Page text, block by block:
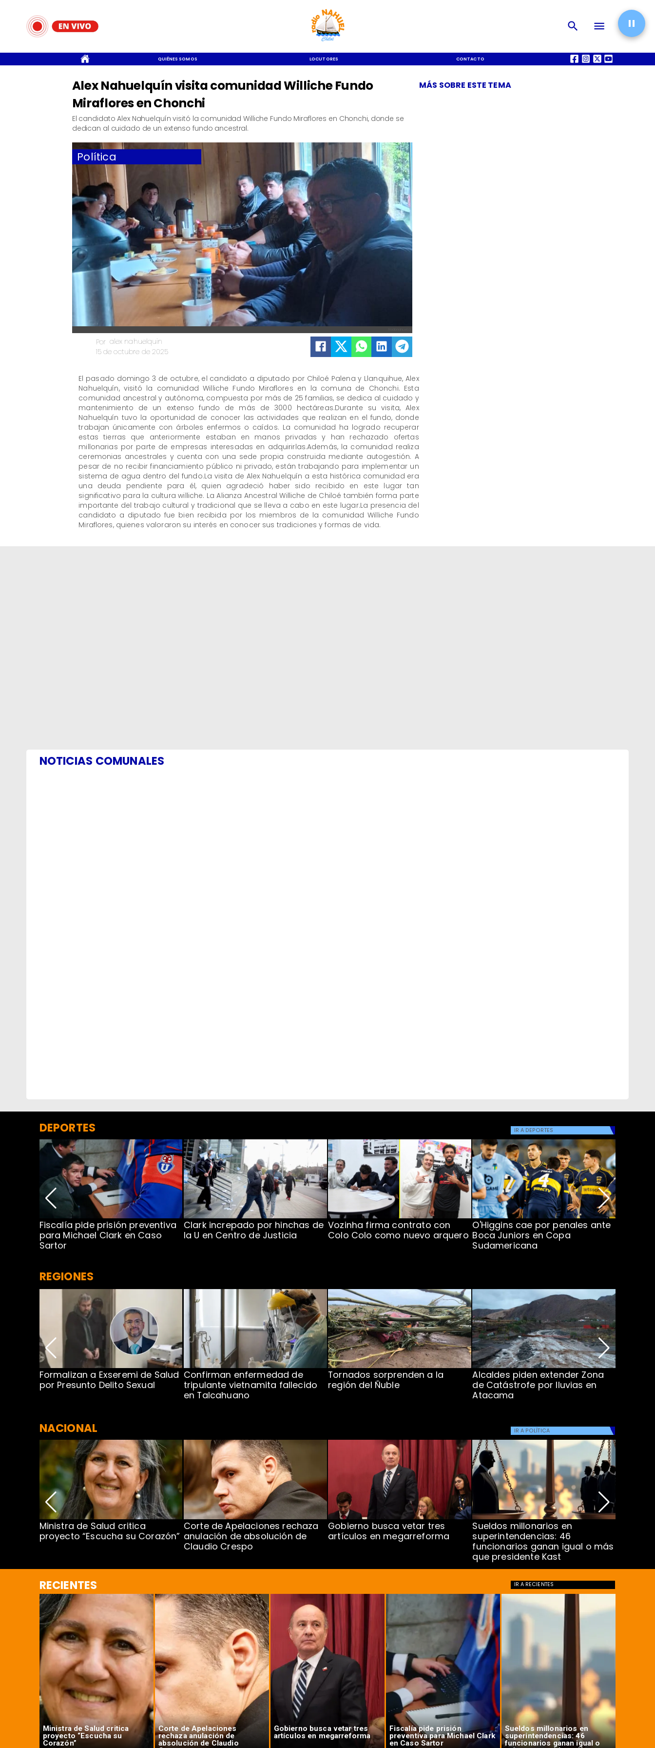
QUIÉNES SOMOS LOCUTORES CONTACTO QUIÉNES SOMOS
Política
alex nahuelquin
Por
15 de octubre de 2025
MÁS SOBRE ESTE TEMA
Alex Nahuelquín visita comunidad Williche Fundo
Miraflores en Chonchi
El candidato Alex Nahuelquín visitó la comunidad Williche Fundo Miraflores en Chonchi, donde se
dedican al cuidado de un extenso fundo ancestral.
El pasado domingo 3 de octubre, el candidato a diputado por Chiloé Palena y Llanquihue, Alex
Nahuelquín, visitó la comunidad Williche Fundo Miraflores en la comuna de Chonchi. Esta
comunidad ancestral y autónoma, compuesta por más de 25 familias, se dedica al cuidado y
mantenimiento de un extenso fundo de más de 3000 hectáreas.Durante su visita, Alex
Nahuelquín tuvo la oportunidad de conocer las actividades que realizan en el fundo, donde
trabajan únicamente con árboles enfermos o caídos. La comunidad ha logrado recuperar
estas tierras que anteriormente estaban en manos privadas y han rechazado ofertas
millonarias por parte de empresas interesadas en adquirirlas.Además, la comunidad realiza
ceremonias ancestrales y cuenta con una sede propia construida mediante autogestión. A
pesar de no recibir financiamiento público ni privado, están trabajando para implementar un
sistema de agua dentro del fundo.La visita de Alex Nahuelquín a esta histórica comunidad era
una deuda pendiente para él, quien agradeció haber sido recibido en este lugar tan
significativo para la cultura williche. La Alianza Ancestral Williche de Chiloé también forma parte
importante del trabajo cultural y tradicional que se lleva a cabo en este lugar.La presencia del
candidato a diputado fue bien recibida por los miembros de la comunidad Williche Fundo
Miraflores, quienes valoraron su interés en conocer sus tradiciones y formas de vida.
NOTICIAS COMUNALES
DEPORTES IR A DEPORTES
Fiscalía pide prisión preventiva
para Michael Clark en Caso
Sartor
Clark increpado por hinchas de
la U en Centro de Justicia
Vozinha firma contrato con
Colo Colo como nuevo arquero
O'Higgins cae por penales ante
Boca Juniors en Copa
Sudamericana
REGIONES
Formalizan a Exseremi de Salud
por Presunto Delito Sexual
Confirman enfermedad de
tripulante vietnamita fallecido
en Talcahuano
Tornados sorprenden a la
región del Ñuble
Alcaldes piden extender Zona
de Catástrofe por lluvias en
Atacama
NACIONAL IR A POLÍTICA
Ministra de Salud critica
proyecto “Escucha su Corazón”
Corte de Apelaciones rechaza
anulación de absolución de
Claudio Crespo
Gobierno busca vetar tres
artículos en megarreforma
Sueldos millonarios en
superintendencias: 46
funcionarios ganan igual o más
que presidente Kast
Ministra de Salud critica
proyecto “Escucha su
Corazón”
Corte de Apelaciones
rechaza anulación de
absolución de Claudio
Gobierno busca vetar tres
artículos en megarreforma
Fiscalía pide prisión
preventiva para Michael Clark
en Caso Sartor
Sueldos millonarios en
superintendencias: 46
funcionarios ganan igual o
RECIENTES IR A RECIENTES